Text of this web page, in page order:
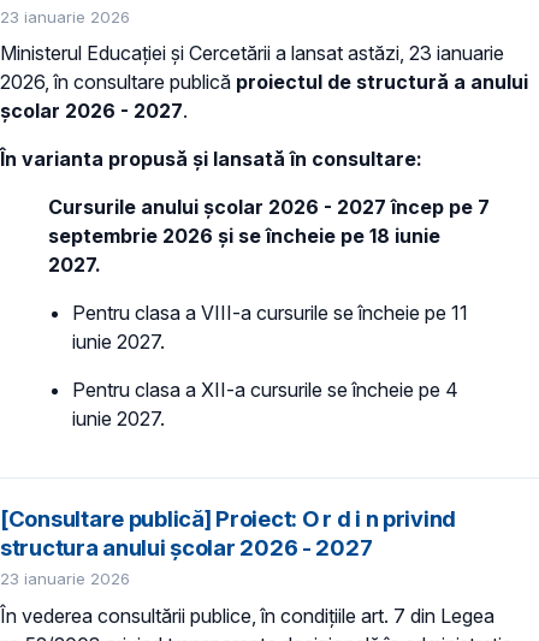
23 ianuarie 2026
Ministerul Educației și Cercetării a lansat astăzi, 23 ianuarie
2026, în consultare publică proiectul de structură a anului
școlar 2026 - 2027.
În varianta propusă și lansată în consultare:
Cursurile anului școlar 2026 - 2027 încep pe 7
septembrie 2026 și se încheie pe 18 iunie
2027.
Pentru clasa a VIII-a cursurile se încheie pe 11
iunie 2027.
Pentru clasa a XII-a cursurile se încheie pe 4
iunie 2027.
[Consultare publică] Proiect: O r d i n privind
structura anului şcolar 2026 - 2027
23 ianuarie 2026
În vederea consultării publice, în condiţiile art. 7 din Legea